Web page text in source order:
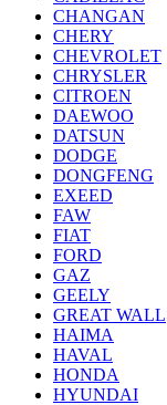
CHANGAN
CHERY
CHEVROLET
CHRYSLER
CITROEN
DAEWOO
DATSUN
DODGE
DONGFENG
EXEED
FAW
FIAT
FORD
GAZ
GEELY
GREAT WALL
HAIMA
HAVAL
HONDA
HYUNDAI